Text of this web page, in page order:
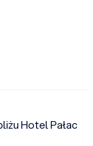
Hotel Pałac